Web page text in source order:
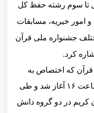
تا سوم رشته حفظ کل
امور خیریه، مسابقات
جشنواره ملی قرآن
کرد.
که اختصاص به
رقابت آقایان دارد، روز دوشنبه از ساعت ۱۶ آغاز شد و طی
کریم در دو گروه دانش